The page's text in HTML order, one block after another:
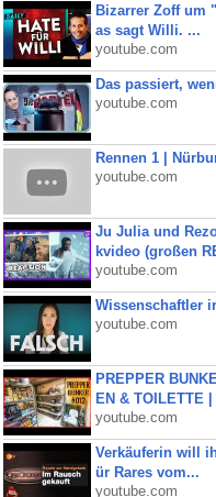
Bizarrer Zoff um
as sagt Willi. ...
youtube.com
Das passiert,
youtube.com
Rennen 1 |
youtube.com
Ju Julia und
kvideo (großen
youtube.com
Wissenschaftler
youtube.com
PREPPER
EN & TOILETTE
youtube.com
Verkäuferin will
ür Rares vom...
youtube.com